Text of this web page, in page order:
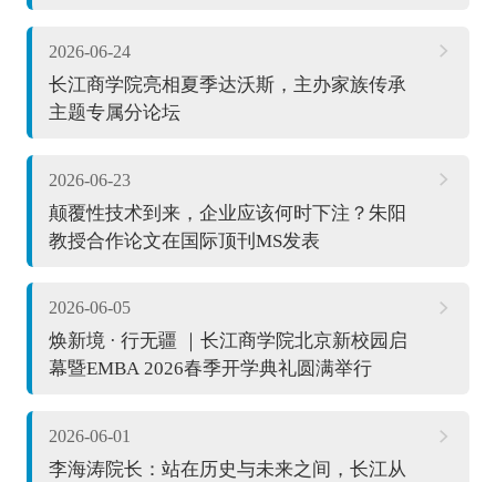
2026-06-24
长江商学院亮相夏季达沃斯，主办家族传承
主题专属分论坛
2026-06-23
颠覆性技术到来，企业应该何时下注？朱阳
教授合作论文在国际顶刊MS发表
2026-06-05
焕新境 · 行无疆 ｜长江商学院北京新校园启
幕暨EMBA 2026春季开学典礼圆满举行
2026-06-01
李海涛院长：站在历史与未来之间，长江从